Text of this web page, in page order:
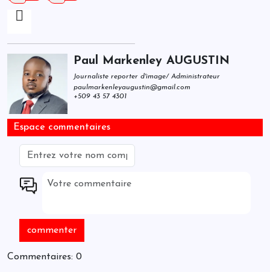
Paul Markenley AUGUSTIN
Journaliste reporter d'image/ Administrateur
paulmarkenleyaugustin@gmail.com
+509 43 57 4301
Espace commentaires
Commentaires: 0